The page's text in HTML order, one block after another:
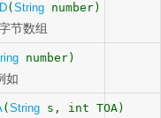
( String number)
节数组
number)
如
( String s, int TOA)